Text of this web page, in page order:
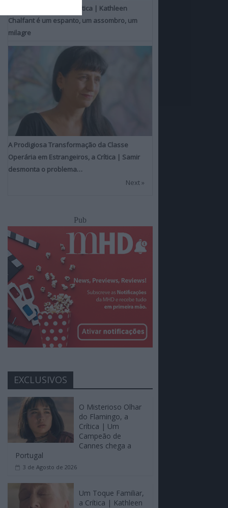
Um Toque Familiar, a Crítica | Kathleen
Chalfant é um espanto, um assombro, um
milagre
A Prodigiosa Transformação da Classe
Operária em Estrangeiros, a Crítica | Samir
desmonta o problema…
Next »
Pub
EXCLUSIVOS
O Misterioso Olhar
do Flamingo, a
Crítica | Um
Campeão de
Cannes chega a
Portugal
3 de Agosto de 2026
Um Toque Familiar,
a Crítica | Kathleen